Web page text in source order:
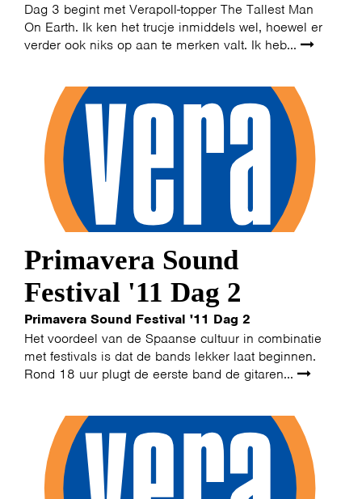
Dag 3 begint met Verapoll-topper The Tallest Man
On Earth. Ik ken het trucje inmiddels wel, hoewel er
verder ook niks op aan te merken valt. Ik heb...
Primavera Sound
Festival '11 Dag 2
Primavera Sound Festival '11 Dag 2
Het voordeel van de Spaanse cultuur in combinatie
met festivals is dat de bands lekker laat beginnen.
Rond 18 uur plugt de eerste band de gitaren...